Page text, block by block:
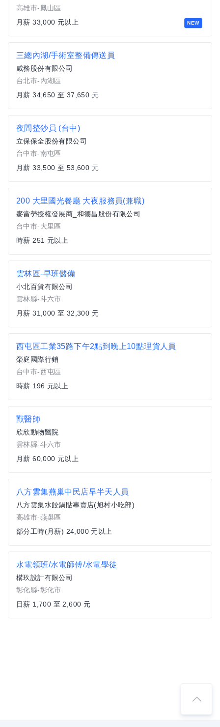
NEW
高雄市-鳳山區
月薪 33,000 元以上
三總內湖/手術室整備傳送員
威務股份有限公司
台北市-內湖區
月薪 34,650 至 37,650 元
夜間整鈔員 (台中)
立保保全股份有限公司
台中市-南屯區
月薪 33,500 至 53,600 元
200 大里國光餐廳 大夜服務員(兼職)
麥當勞授權發展商_和德昌股份有限公司
台中市-大里區
時薪 251 元以上
雲林區-早班儲備
小北百貨有限公司
雲林縣-斗六市
月薪 31,000 至 32,300 元
西屯區工業35路下午2點到晚上10點理貨人員
榮庭國際行銷
台中市-西屯區
時薪 196 元以上
獸醫師
欣欣動物醫院
雲林縣-斗六市
月薪 60,000 元以上
八方雲集燕巢中民店早半天人員
八方雲集水餃鍋貼專賣店(旭村小吃部)
高雄市-燕巢區
部分工時(月薪) 24,000 元以上
水電領班/水電師傅/水電學徒
構玖設計有限公司
彰化縣-彰化市
日薪 1,700 至 2,600 元